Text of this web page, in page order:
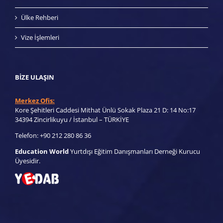
Ülke Rehberi
Vize İşlemleri
BIZE ULAŞIN
Merkez Ofis:
Kore Şehitleri Caddesi Mithat Ünlü Sokak Plaza 21 D: 14 No:17
34394 Zincirlikuyu / İstanbul – TÜRKİYE
Telefon: +90 212 280 86 36
Education WorldYurtdışı Eğitim Danışmanları Derneği Kurucu
Üyesidir.